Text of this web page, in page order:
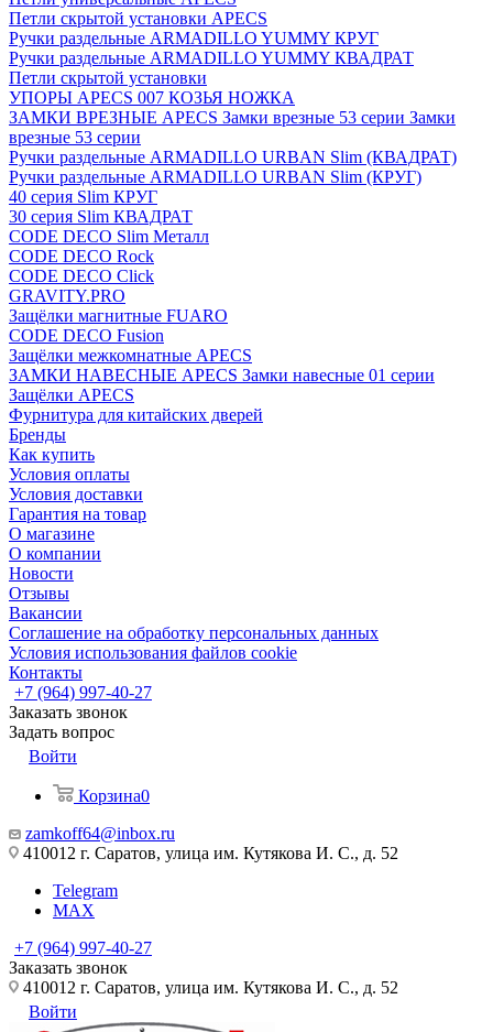
Петли скрытой установки APECS
Ручки раздельные ARMADILLO YUMMY КРУГ
Ручки раздельные ARMADILLO YUMMY КВАДРАТ
Петли скрытой установки
УПОРЫ APECS 007 КОЗЬЯ НОЖКА
ЗАМКИ ВРЕЗНЫЕ APECS Замки врезные 53 серии Замки
врезные 53 серии
Ручки раздельные ARMADILLO URBAN Slim (КВАДРАТ)
Ручки раздельные ARMADILLO URBAN Slim (КРУГ)
40 серия Slim КРУГ
30 серия Slim КВАДРАТ
CODE DECO Slim Металл
CODE DECO Rock
CODE DECO Click
GRAVITY.PRO
Защёлки магнитные FUARO
CODE DECO Fusion
Защёлки межкомнатные APECS
ЗАМКИ НАВЕСНЫЕ APECS Замки навесные 01 серии
Защёлки APECS
Фурнитура для китайских дверей
Бренды
Как купить
Условия оплаты
Условия доставки
Гарантия на товар
О магазине
О компании
Новости
Отзывы
Вакансии
Соглашение на обработку персональных данных
Условия использования файлов cookie
Контакты
+7 (964) 997-40-27
Заказать звонок
Задать вопрос
Войти
Корзина0
zamkoff64@inbox.ru
410012 г. Саратов, улица им. Кутякова И. С., д. 52
Telegram
MAX
+7 (964) 997-40-27
Заказать звонок
410012 г. Саратов, улица им. Кутякова И. С., д. 52
Войти